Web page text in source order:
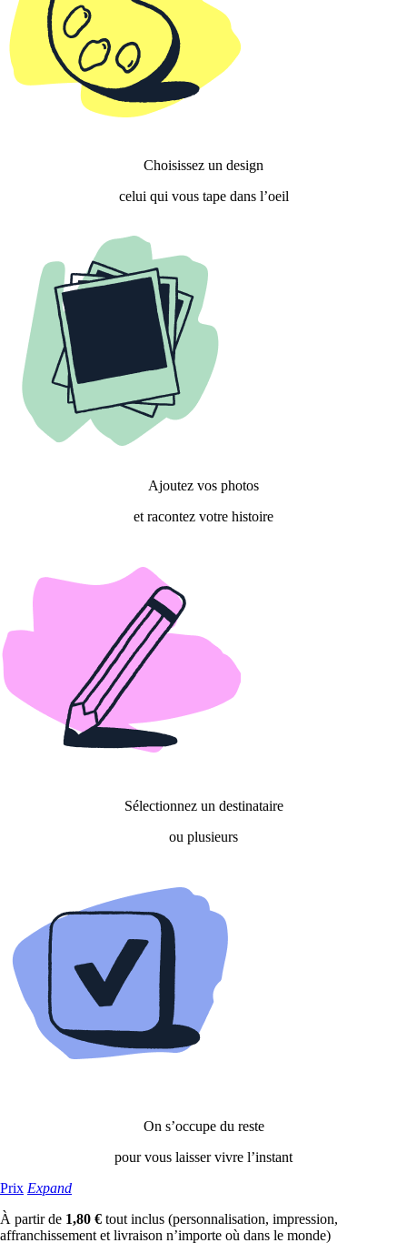
Choisissez un design
celui qui vous tape dans l’oeil
Ajoutez vos photos
et racontez votre histoire
Sélectionnez un destinataire
ou plusieurs
On s’occupe du reste
pour vous laisser vivre l’instant
Prix Expand
À partir de 1,80 € tout inclus (personnalisation, impression,
affranchissement et livraison n’importe où dans le monde)